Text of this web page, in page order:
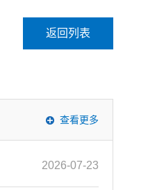
返回列表
查看更多
2026-07-23